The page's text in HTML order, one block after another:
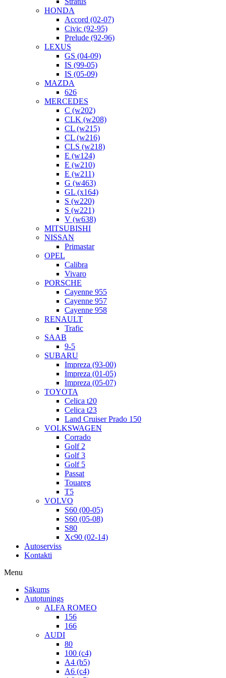
HONDA
Accord (02-07)
Civic (92-95)
Prelude (92-96)
LEXUS
GS (04-09)
IS (99-05)
IS (05-09)
MAZDA
626
MERCEDES
C (w202)
CLK (w208)
CL (w215)
CL (w216)
CLS (w218)
E (w124)
E (w210)
E (w211)
G (w463)
GL (x164)
S (w220)
S (w221)
V (w638)
MITSUBISHI
NISSAN
Primastar
OPEL
Calibra
Vivaro
PORSCHE
Cayenne 955
Cayenne 957
Cayenne 958
RENAULT
Trafic
SAAB
9-5
SUBARU
Impreza (93-00)
Impreza (01-05)
Impreza (05-07)
TOYOTA
Celica t20
Celica t23
Land Cruiser Prado 150
VOLKSWAGEN
Corrado
Golf 2
Golf 3
Golf 5
Passat
Touareg
T5
VOLVO
S60 (00-05)
S60 (05-08)
S80
Xc90 (02-14)
Autoserviss
Kontakti
Menu
Sākums
Autotunings
ALFA ROMEO
156
166
AUDI
80
100 (c4)
A4 (b5)
A6 (c4)